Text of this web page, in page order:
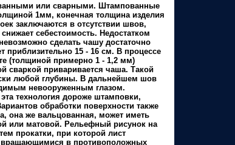
или сварными. Штампованные
1мм, конечная толщина изделия
заключаются в отсутствии швов,
себестоимость. Недостатком
сделать чашу достаточно
приблизительно 15 - 16 см. В процессе
(толщиной примерно 1 - 1,2 мм)
сваркой приваривается чаша. Такой
любой глубины. В дальнейшем шов
невооруженным глазом.
технология дороже штамповки,
обработки поверхности также
она же вальцованная, может иметь
или матовой. Рельефный рисунок на
прокатки, при которой лист
в противоположных